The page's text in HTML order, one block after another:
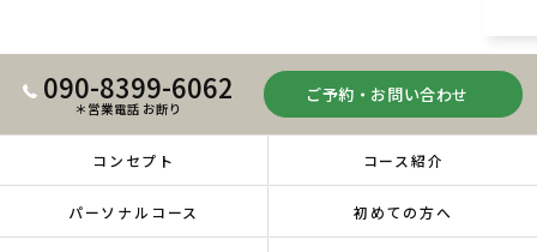
090-8399-6062
＊営業電話 お断り
ご予約・お問い合わせ
コンセプト コース紹介
パーソナルコース 初めての方へ